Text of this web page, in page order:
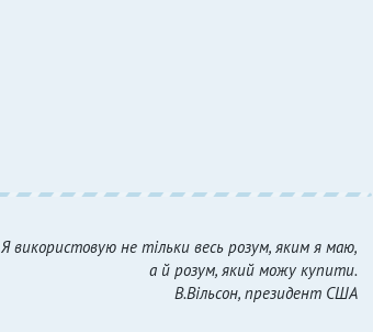
Я використовую не тільки весь розум, яким я маю,
а й розум, який можу купити.
В.Вільсон, президент США